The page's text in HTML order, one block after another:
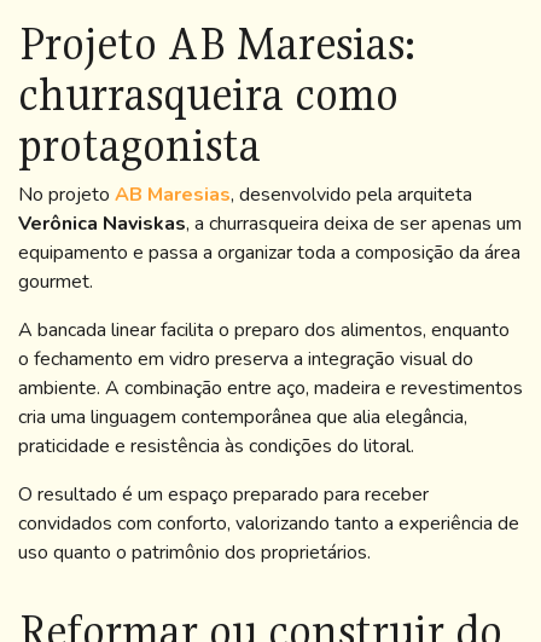
Projeto AB Maresias:
churrasqueira como
protagonista
No projeto AB Maresias, desenvolvido pela arquiteta
Verônica Naviskas, a churrasqueira deixa de ser apenas um
equipamento e passa a organizar toda a composição da área
gourmet.
A bancada linear facilita o preparo dos alimentos, enquanto
o fechamento em vidro preserva a integração visual do
ambiente. A combinação entre aço, madeira e revestimentos
cria uma linguagem contemporânea que alia elegância,
praticidade e resistência às condições do litoral.
O resultado é um espaço preparado para receber
convidados com conforto, valorizando tanto a experiência de
uso quanto o patrimônio dos proprietários.